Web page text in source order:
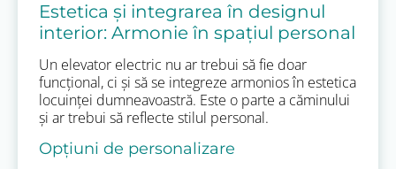
Estetica și integrarea în designul
interior: Armonie în spațiul personal
Un elevator electric nu ar trebui să fie doar
funcțional, ci și să se integreze armonios în estetica
locuinței dumneavoastră. Este o parte a căminului
și ar trebui să reflecte stilul personal.
Opțiuni de personalizare